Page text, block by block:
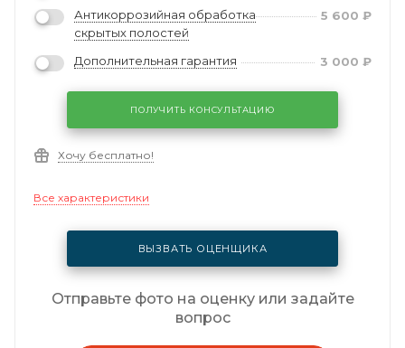
Антикоррозийная обработка
скрытых полостей
5 600 ₽
Дополнительная гарантия 3 000 ₽
ПОЛУЧИТЬ КОНСУЛЬТАЦИЮ
Хочу бесплатно!
Все характеристики
ВЫЗВАТЬ ОЦЕНЩИКА
Отправьте фото на оценку или задайте
вопрос